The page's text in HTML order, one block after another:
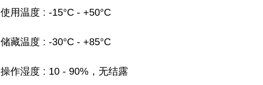
使用温度 : -15°C - +50°C
储藏温度 : -30°C - +85°C
操作湿度 : 10 - 90%，无结露